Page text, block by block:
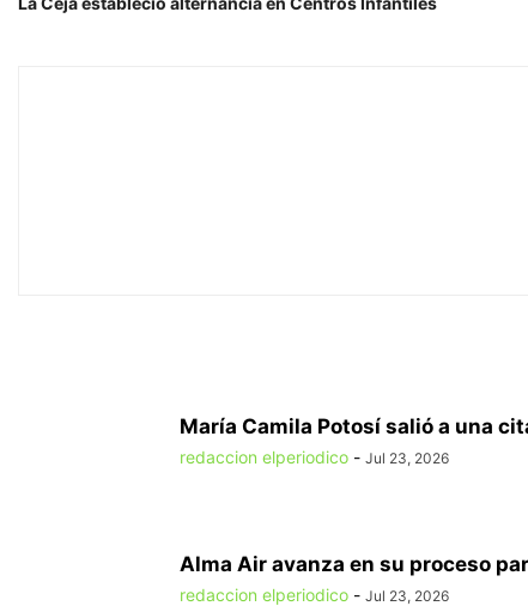
María Camila Potosí salió a una
redaccion elperiodico - Jul 23, 2026
Alma Air avanza en su proceso
redaccion elperiodico - Jul 23, 2026